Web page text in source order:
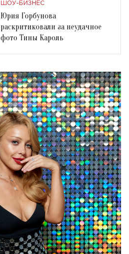
ШОУ-БИЗНЕС
Юрия Горбунова
раскритиковали за неудачное
фото Тины Кароль